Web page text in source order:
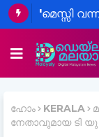
'മെസ്സി
ഹോം KERALA
നേതാവുമായ ടി